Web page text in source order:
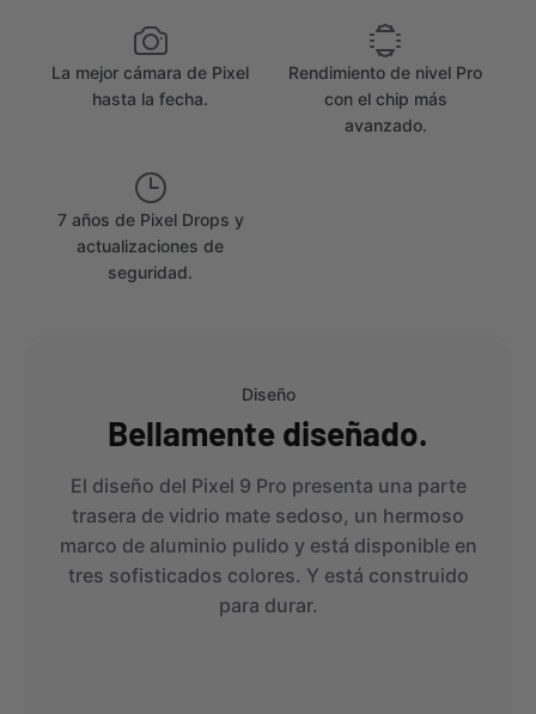
La mejor cámara de Pixel
hasta la fecha.
Rendimiento de nivel Pro
con el chip más
avanzado.
7 años de Pixel Drops y
actualizaciones de
seguridad.
Diseño
Bellamente diseñado.
El diseño del Pixel 9 Pro presenta una parte
trasera de vidrio mate sedoso, un hermoso
marco de aluminio pulido y está disponible en
tres sofisticados colores. Y está construido
para durar.